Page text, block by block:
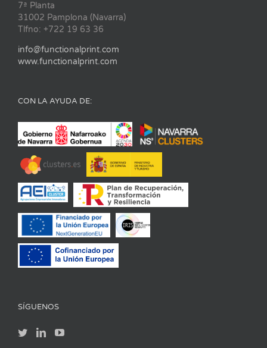
7ª Planta
31002 Pamplona (Navarra)
Tlfno: +722 19 63 36
info@functionalprint.com
www.functionalprint.com
CON LA AYUDA DE:
SÍGUENOS